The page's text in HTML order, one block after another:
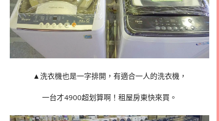
▲洗衣機也是一字排開，有適合一人的洗衣機，
一台才4900超划算啊！租屋房東快來買。